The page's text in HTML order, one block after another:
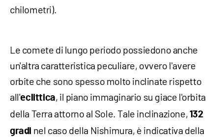
chilometri).
Le comete di lungo periodo possiedono anche
un'altra caratteristica peculiare, ovvero l'avere
orbite che sono spesso molto inclinate rispetto
all'eclittica, il piano immaginario su giace l'orbita
della Terra attorno al Sole. Tale inclinazione, 132
gradi nel caso della Nishimura, è indicativa della